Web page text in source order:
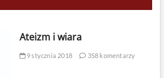
Ateizm i wiara
9 stycznia 2018 358 komentarzy